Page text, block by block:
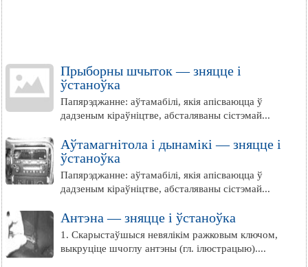
Прыборны шчыток — зняцце і
ўстаноўка
Папярэджанне: аўтамабілі, якія апісваюцца ў
дадзеным кіраўніцтве, абсталяваны сістэмай...
Аўтамагнітола і дынамікі — зняцце і
ўстаноўка
Папярэджанне: аўтамабілі, якія апісваюцца ў
дадзеным кіраўніцтве, абсталяваны сістэмай...
Антэна — зняцце і ўстаноўка
1. Скарыстаўшыся невялікім ражковым ключом,
выкруціце шчоглу антэны (гл. ілюстрацыю)....